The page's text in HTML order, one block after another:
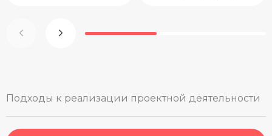
Подходы к реализации проектной деятельности